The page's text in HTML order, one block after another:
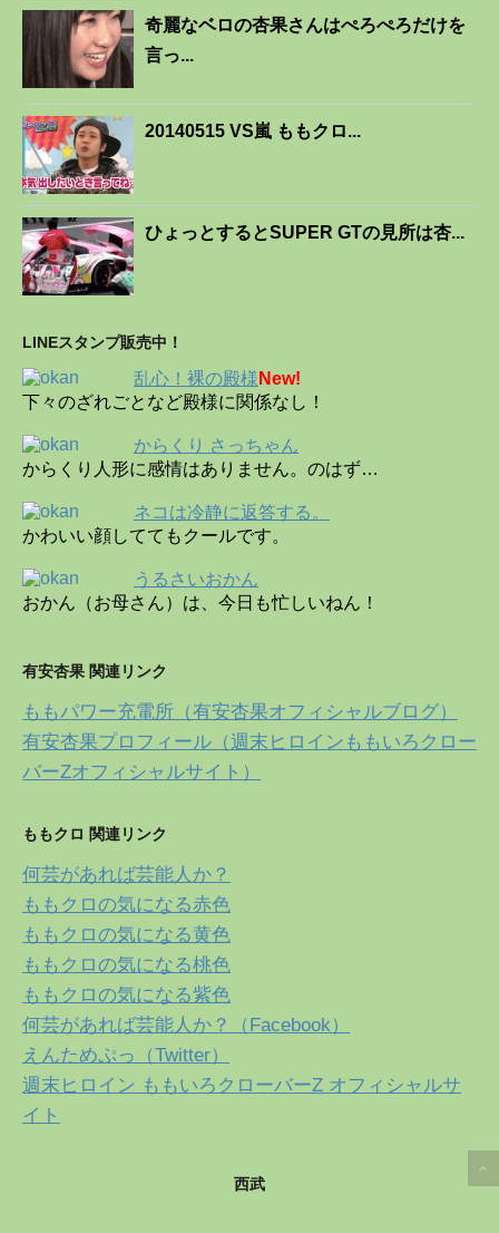
奇麗なベロの杏果さんはぺろぺろだけを
言っ...
20140515 VS嵐 ももクロ...
ひょっとするとSUPER GTの見所は杏...
LINEスタンプ販売中！
乱心！裸の殿様 New!
下々のざれごとなど殿様に関係なし！
からくり さっちゃん
からくり人形に感情はありません。のはず…
ネコは冷静に返答する。
かわいい顔しててもクールです。
うるさいおかん
おかん（お母さん）は、今日も忙しいねん！
有安杏果 関連リンク
ももパワー充電所（有安杏果オフィシャルブログ）
有安杏果プロフィール（週末ヒロインももいろクロー
バーZオフィシャルサイト）
ももクロ 関連リンク
何芸があれば芸能人か？
ももクロの気になる赤色
ももクロの気になる黄色
ももクロの気になる桃色
ももクロの気になる紫色
何芸があれば芸能人か？（Facebook）
えんためぷっ（Twitter）
週末ヒロイン ももいろクローバーZ オフィシャルサ
イト
西武